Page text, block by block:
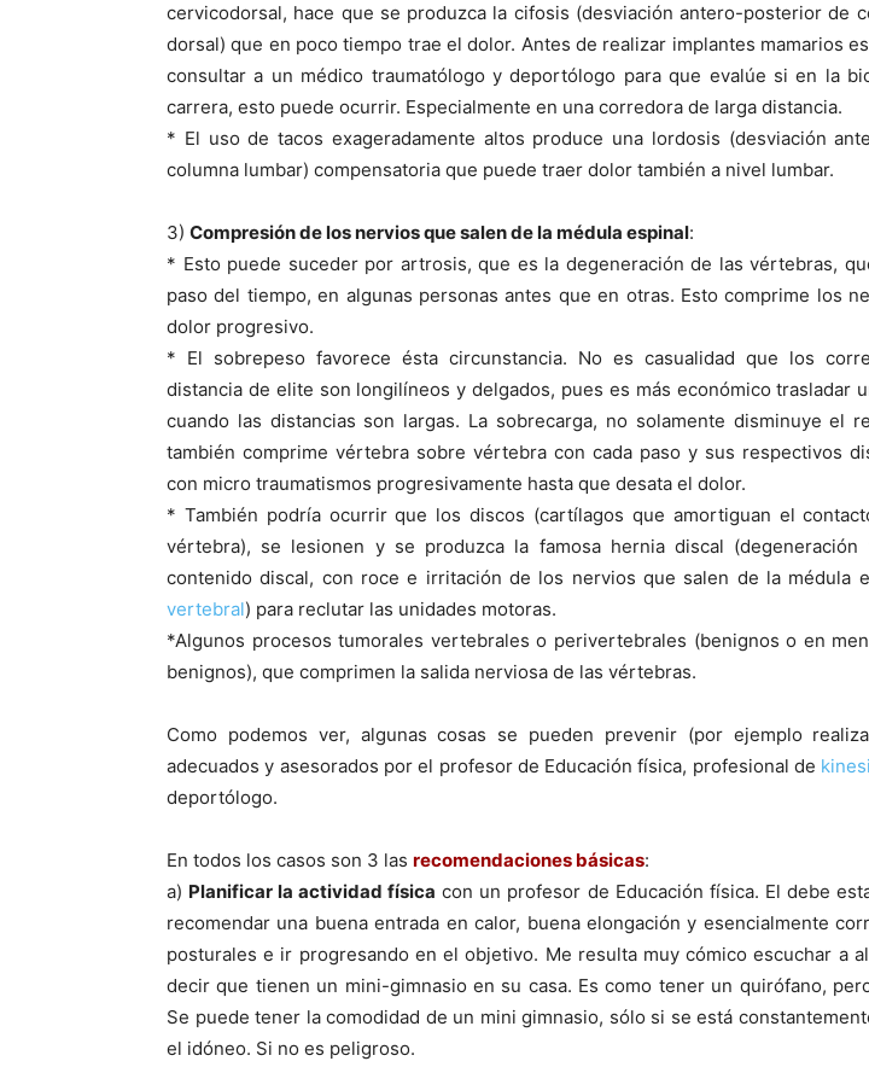
cervicodorsal, hace que se produzca la cifosis (desviación antero-posterior de
dorsal) que en poco tiempo trae el dolor. Antes de realizar implantes mamarios
consultar a un médico traumatólogo y deportólogo para que evalúe si en la
carrera, esto puede ocurrir. Especialmente en una corredora de larga distancia.
* El uso de tacos exageradamente altos produce una lordosis (desviación
columna lumbar) compensatoria que puede traer dolor también a nivel lumbar.
3) Compresión de los nervios que salen de la médula espinal:
* Esto puede suceder por artrosis, que es la degeneración de las vértebras,
paso del tiempo, en algunas personas antes que en otras. Esto comprime los
dolor progresivo.
* El sobrepeso favorece ésta circunstancia. No es casualidad que los
distancia de elite son longilí­neos y delgados, pues es más económico trasladar
cuando las distancias son largas. La sobrecarga, no solamente disminuye el
también comprime vértebra sobre vértebra con cada paso y sus respectivos
con micro traumatismos progresivamente hasta que desata el dolor.
* También podrí­a ocurrir que los discos (cartí­lagos que amortiguan el
vértebra), se lesionen y se produzca la famosa hernia discal
contenido discal, con roce e irritación de los nervios que salen de la médula
vertebral) para reclutar las unidades motoras.
*Algunos procesos tumorales vertebrales o perivertebrales (benignos o en
benignos), que comprimen la salida nerviosa de las vértebras.
Como podemos ver, algunas cosas se pueden prevenir (por ejemplo
adecuados y asesorados por el profesor de Educación fí­sica, profesional de
deportólogo.
En todos los casos son 3 las recomendaciones básicas:
a) Planificar la actividad fí­sica con un profesor de Educación fí­sica. El debe
recomendar una buena entrada en calor, buena elongación y esencialmente
posturales e ir progresando en el objetivo. Me resulta muy cómico escuchar a
decir que tienen un mini-gimnasio en su casa. Es como tener un quirófano,
Se puede tener la comodidad de un mini gimnasio, sólo si se está
el idóneo. Si no es peligroso.